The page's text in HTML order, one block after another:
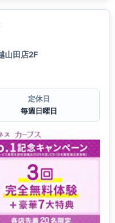
山田店2F
定休日
毎週日曜日